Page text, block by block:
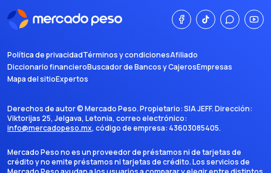
Política de privacidadTérminos y condicionesAfiliado
Diccionario financieroBuscador de Bancos y CajerosEmpresas
Mapa del sitioExpertos
Derechos de autor ©Mercado Peso. Propietario:SIA JEFF. Dirección:
Viktorijas 25, Jelgava, Letonia, correo electrónico:
info@mercadopeso.mx, código de empresa: 43603085405.
Mercado Peso no es un proveedor de préstamos ni de tarjetas de
crédito y no emite préstamos ni tarjetas de crédito. Los servicios de